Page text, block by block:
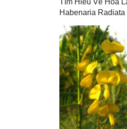
Habenaria Radiata